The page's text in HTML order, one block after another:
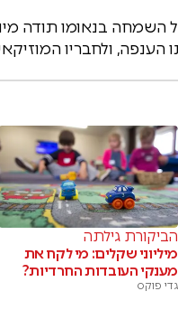
בנאומו תודה
הענפה, ולחבריו
הביקורת גילתה
מיליוני שקלים: מי לקח את
מענקי העובדות החרדיות?
גדי פוקס